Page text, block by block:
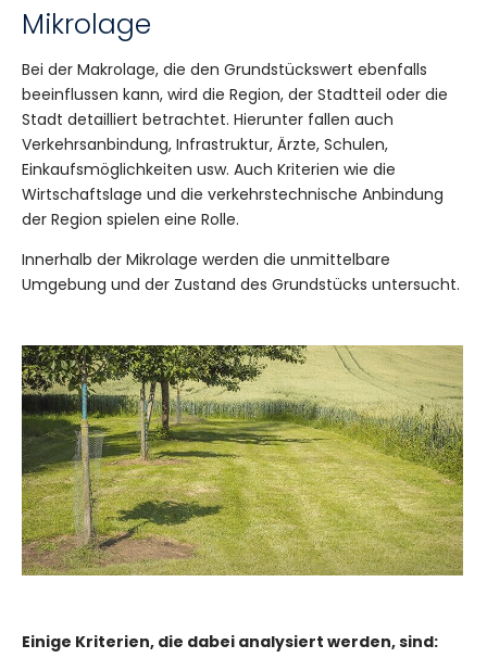
Mikrolage
Bei der Makrolage, die den Grundstückswert ebenfalls
beeinflussen kann, wird die Region, der Stadtteil oder die
Stadt detailliert betrachtet. Hierunter fallen auch
Verkehrsanbindung, Infrastruktur, Ärzte, Schulen,
Einkaufsmöglichkeiten usw. Auch Kriterien wie die
Wirtschaftslage und die verkehrstechnische Anbindung
der Region spielen eine Rolle.
Innerhalb der Mikrolage werden die unmittelbare
Umgebung und der Zustand des Grundstücks untersucht.
Einige Kriterien, die dabei analysiert werden, sind: